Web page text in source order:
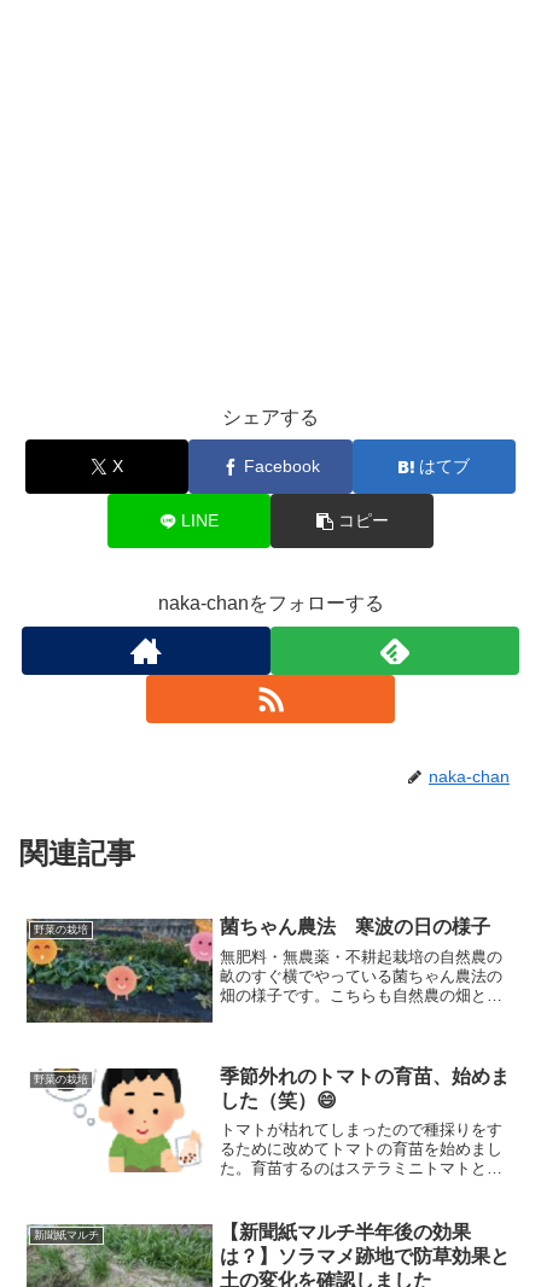
シェアする
X Facebook はてブ
LINE コピー
naka-chanをフォローする
naka-chan
関連記事
野菜の栽培 菌ちゃん農法 寒波の日の様子
無肥料・無農薬・不耕起栽培の自然農の
畝のすぐ横でやっている菌ちゃん農法の
畑の様子です。こちらも自然農の畑と同
の冬ですので、どのような様子になるの
か観察したいと思います。
野菜の栽培
季節外れのトマトの育苗、始めま
した（笑）😄
トマトが枯れてしまったので種採りをす
るために改めてトマトの育苗を始めまし
た。育苗するのはステラミニトマトとフ
レンジしてみますよ。
新聞紙マルチ
【新聞紙マルチ半年後の効果
は？】ソラマメ跡地で防草効果と
土の変化を確認しました